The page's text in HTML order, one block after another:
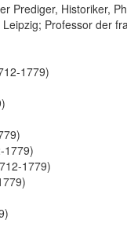
Prediger, Historiker,
Professor der
1779)
1779)
1779)